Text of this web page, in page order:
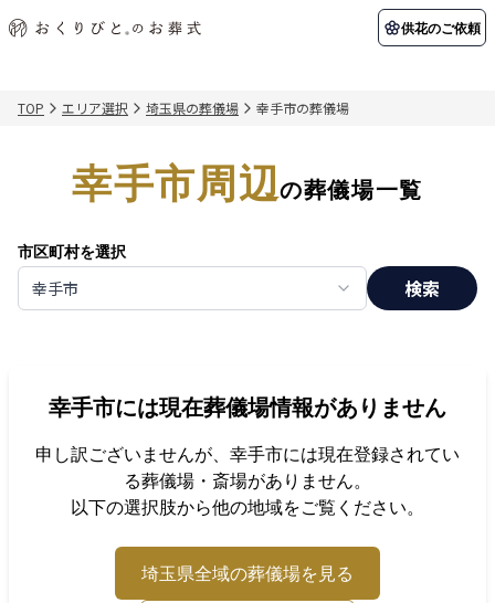
供花のご依頼
初めての方へ 納棺の儀とは？
アフターサポート
会社概要 店舗用地募集
関東エリア
千葉県
北海道エリア
お客様の声
供花のご依頼
TOP エリア選択 埼玉県の葬儀場 幸手市の葬儀場
幸手市周辺の葬儀場一覧
市区町村を選択
幸手市 検索
幸手市には現在葬儀場情報がありません
申し訳ございませんが、 幸手市には現在登録されてい
る葬儀場・斎場がありません。
以下の選択肢から他の地域をご覧ください。
埼玉県全域の葬儀場を見る